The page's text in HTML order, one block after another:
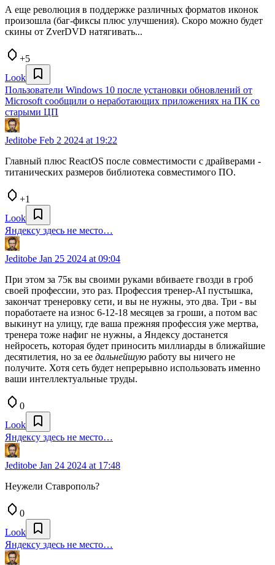
А еще революция в поддержке различных форматов иконок
произошла (баг-фиксы плюс улучшения). Скоро можно будет
скины от ZverDVD натягивать...
+5
Look
Пользователи Windows 10 после установки обновлений от
Microsoft сообщили о неработающих приложениях на ПК со
старыми ЦП
Jeditobe Feb 2 2024 at 19:22
Главный плюс ReactOS после совместимости с драйверами -
титанических размеров библиотека совместимого ПО.
+1
Look
Яндексу здесь не место…
Jeditobe Jan 25 2024 at 09:04
При этом за 75к вы своими руками вбиваете гвозди в гроб
своей профессии, это раз. Профессия тренер-AI пустышка,
закончат тренеровку сети, и вы не нужны, это два. Три - вы
поработаете на износ 6-12-18 месяцев за гроши, а потом вас
выкинут на улицу, где ваша прежняя профессия уже мертва,
тренера тоже нафиг не нужны, а Яндексу достанется
нейросеть, которая будет приносить миллиарды в ближайшие
десятилетия, но за ее дальнейшую работу вы ничего не
получите. Хотя сеть будет непрерывно использовать именно
ваши интеллектуальные труды.
0
Look
Яндексу здесь не место…
Jeditobe Jan 24 2024 at 17:48
Неужели Ставрополь?
0
Look
Яндексу здесь не место…